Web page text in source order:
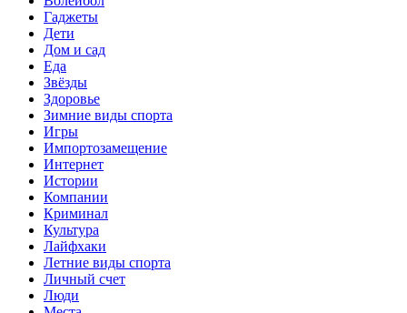
Гаджеты
Дети
Дом и сад
Еда
Звёзды
Здоровье
Зимние виды спорта
Игры
Импортозамещение
Интернет
Истории
Компании
Криминал
Культура
Лайфхаки
Летние виды спорта
Личный счет
Люди